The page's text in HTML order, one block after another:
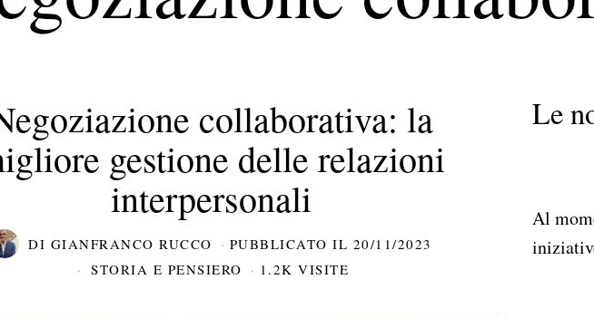
collaborativa: la
gestione delle relazioni
interpersonali
DI GIANFRANCO RUCCO PUBBLICATO IL 20/11/2023
STORIA E PENSIERO
1.2K VISITE
Le
Al